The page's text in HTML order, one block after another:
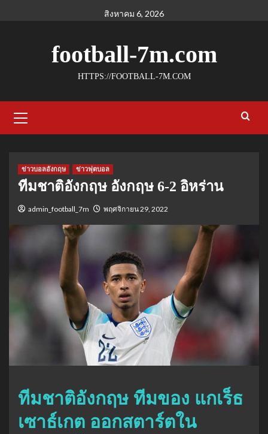
สิงหาคม 6, 2026
football-7m.com
HTTPS://FOOTBALL-7M.COM
Menu
ข่าวบอลอังกฤษ ข่าวฟุตบอล
ทีมชาติอังกฤษ อังกฤษ 6-2 อิหร่าน
admin_football_7m พฤศจิกายน 29, 2022
ทีมชาติอังกฤษ ทีมของ แกเร็ธ
เซาธ์เกต ออกสตาร์ตใน